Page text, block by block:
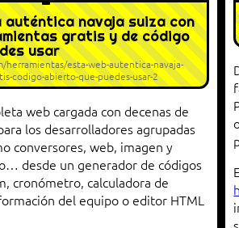
auténtica navaja suiza con
gratis y de código
usar
esta-web-autentica-navaja-
codigo-abierto-que-puedes-usar-2
web cargada con decenas de
los desarrolladores agrupadas
conversores, web, imagen y
desde un generador de códigos
cronómetro, calculadora de
del equipo o editor HTML